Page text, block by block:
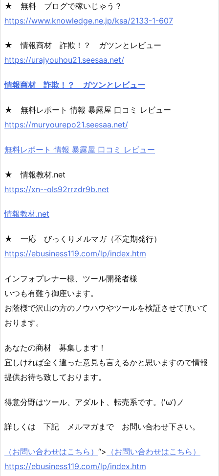
★ 無料 ブログで稼いじゃう？
https://www.knowledge.ne.jp/ksa/2133-1-607
★ 情報商材 詐欺！？ ガツンとレビュー
https://urajyouhou21.seesaa.net/
情報商材 詐欺！？ ガツンとレビュー
★ 無料レポート 情報 暴露屋 口コミ レビュー
https://muryourepo21.seesaa.net/
無料レポート 情報 暴露屋 口コミ レビュー
★ 情報教材.net
https://xn--ols92rrzdr9b.net
情報教材.net
★ 一応 びっくりメルマガ（不定期発行）
https://ebusiness119.com/lp/index.htm
インフォプレナー様、ツール開発者様
いつも有難う御座います。
お蔭様で沢山の方のノウハウやツールを検証させて頂いて
おります。
あなたの商材 募集します！
宜しければ全く違った意見も言えるかと思いますので情報
提供お待ち致しております。
得意分野はツール、アダルト、転売系です。('ω’)ノ
詳しくは 下記 メルマガまで お問い合わせ下さい。
（お問い合わせはこちら） “> （お問い合わせはこちら）
https://ebusiness119.com/lp/index.htm